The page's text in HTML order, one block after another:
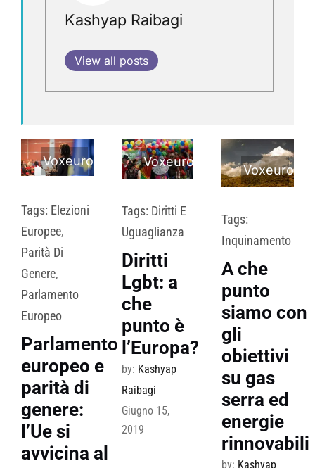
Kashyap Raibagi
View all posts
Voxeurop
Tags: Elezioni
Europee,
Parità Di
Genere,
Parlamento
Europeo
Parlamento
europeo e
parità di
genere:
l’Ue si
avvicina al
Voxeurop
Tags: Diritti E
Uguaglianza
Diritti
Lgbt: a
che
punto è
l’Europa?
by: Kashyap
Raibagi
Giugno 15,
2019
Voxeurop
Tags:
Inquinamento
A che
punto
siamo con
gli
obiettivi
su gas
serra ed
energie
rinnovabili
by: Kashyap